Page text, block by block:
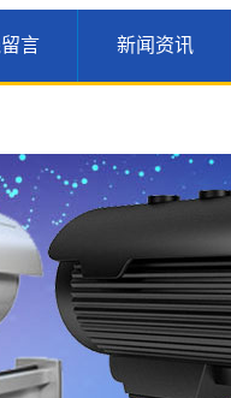
言
新闻资讯
技术支持